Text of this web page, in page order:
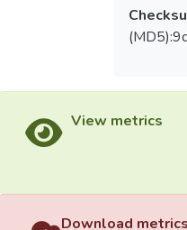
View metrics
Download metrics